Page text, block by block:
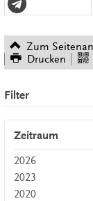
Zum
Drucken
Filter
Zeitraum
2026
2023
2020